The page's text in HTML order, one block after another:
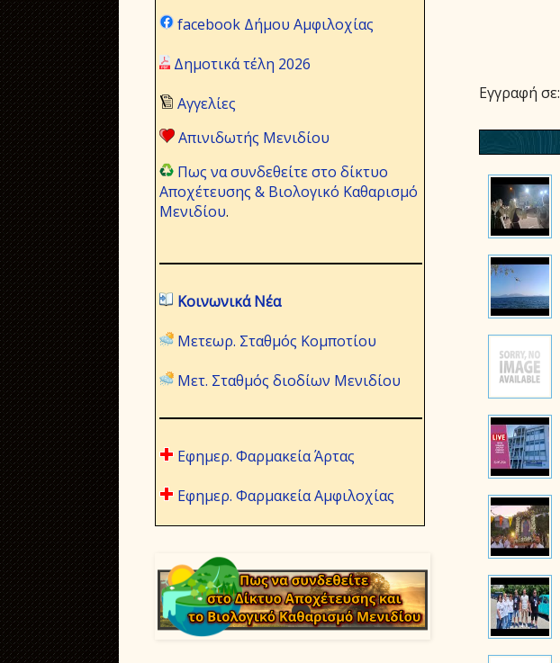
Εγγραφή σε:
facebook Δήμου Αμφιλοχίας
Δημοτικά τέλη 2026
Αγγελίες
Απινιδωτής Μενιδίου
Πως να συνδεθείτε στο δίκτυο
Αποχέτευσης & Βιολογικό Καθαρισμό
Μενιδίου.
Κοινωνικά Νέα
Μετεωρ. Σταθμός Κομποτίου
Μετ. Σταθμός διοδίων Μενιδίου
Εφημερ. Φαρμακεία Άρτας
Εφημερ. Φαρμακεία Αμφιλοχίας